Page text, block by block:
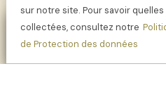
sur notre site. Pour savoir
collectées, consultez notre
de Protection des données